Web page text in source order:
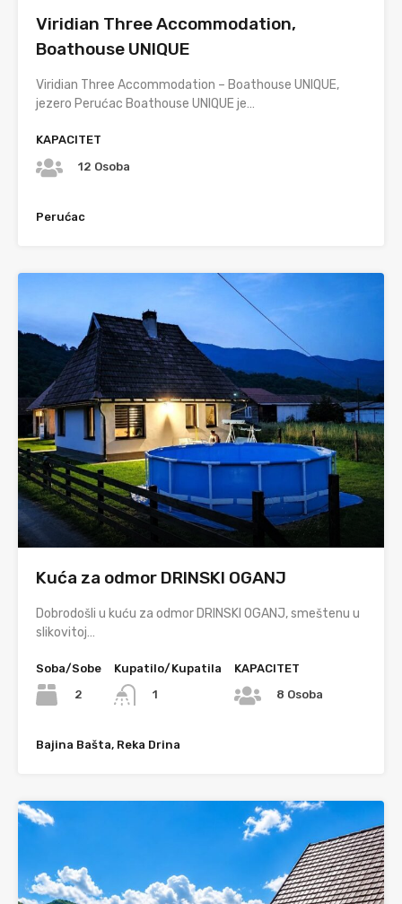
⁠Viridian Three Accommodation,
Boathouse UNIQUE
Viridian Three Accommodation – Boathouse UNIQUE,
jezero Perućac Boathouse UNIQUE je…
KAPACITET
12 Osoba
Perućac
Kuća za odmor DRINSKI OGANJ
Dobrodošli u kuću za odmor DRINSKI OGANJ, smeštenu u
slikovitoj…
Soba/Sobe
2
Kupatilo/Kupatila
1
KAPACITET
8 Osoba
Bajina Bašta, Reka Drina